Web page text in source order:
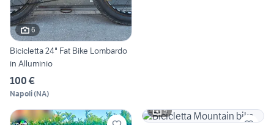
6
Bicicletta 24" Fat Bike Lombardo
in Alluminio
100 €
Napoli(NA)
5